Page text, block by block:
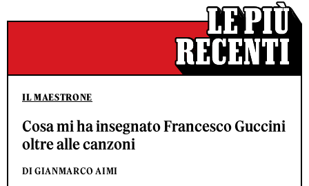
IL MAESTRONE
Cosa mi ha insegnato Francesco Guccini
oltre alle canzoni
DI GIANMARCO AIMI